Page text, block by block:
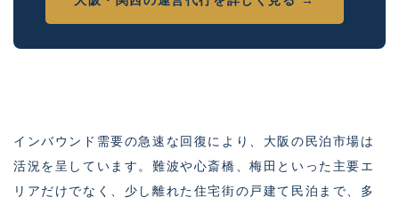
インバウンド需要の急速な回復により、大阪の民泊市場は
活況を呈しています。難波や心斎橋、梅田といった主要エ
リアだけでなく、少し離れた住宅街の戸建て民泊まで、多